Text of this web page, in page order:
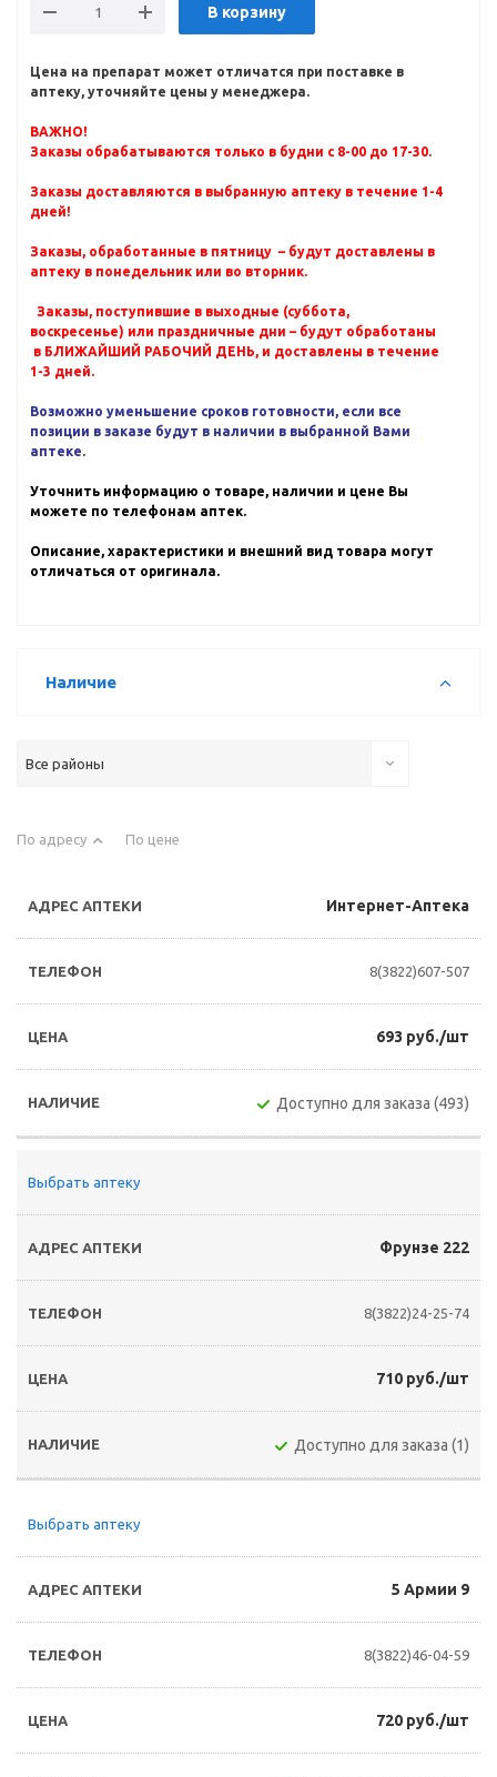
В корзину
Цена на препарат может отличатся при поставке в
аптеку, уточняйте цены у менеджера.
ВАЖНО!
Заказы обрабатываются только в будни с 8-00 до 17-30.
Заказы доставляются в выбранную аптеку в течение 1-4
дней!
Заказы, обработанные в пятницу – будут доставлены в
аптеку в понедельник или во вторник.
Заказы, поступившие в выходные (суббота,
воскресенье) или праздничные дни – будут обработаны
в БЛИЖАЙШИЙ РАБОЧИЙ ДЕНЬ, и доставлены в течение
1-3 дней.
Возможно уменьшение сроков готовности, если все
позиции в заказе будут в наличии в выбранной Вами
аптеке.
Уточнить информацию о товаре, наличии и цене Вы
можете по телефонам аптек.
Описание, характеристики и внешний вид товара могут
отличаться от оригинала.
Наличие
Все районы
По адресу По цене
Интернет-Аптека
8(3822)607-507
693 руб./шт
Доступно для заказа (493)
Выбрать аптеку
Фрунзе 222
8(3822)24-25-74
710 руб./шт
Доступно для заказа (1)
Выбрать аптеку
5 Армии 9
8(3822)46-04-59
720 руб./шт